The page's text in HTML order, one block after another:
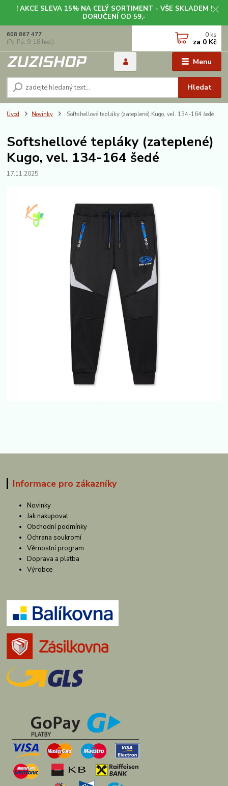
! AKCE SLEVA 15% NA CELÝ SORTIMENT - VŠE SKLADEM !
DORUČENÍ OD 59,-
Menu
Hledat
608 867 477
(Po-Pá, 9-18 hod.)
0 ks
za 0 Kč
Úvod Novinky Softshellové tepláky (zateplené) Kugo, vel. 134-164 šedé
Softshellové tepláky (zateplené)
Kugo, vel. 134-164 šedé
17.11.2025
Informace pro zákazníky
Novinky
Jak nakupovat
Obchodní podmínky
Ochrana soukromí
Věrnostní program
Doprava a platba
Výrobce